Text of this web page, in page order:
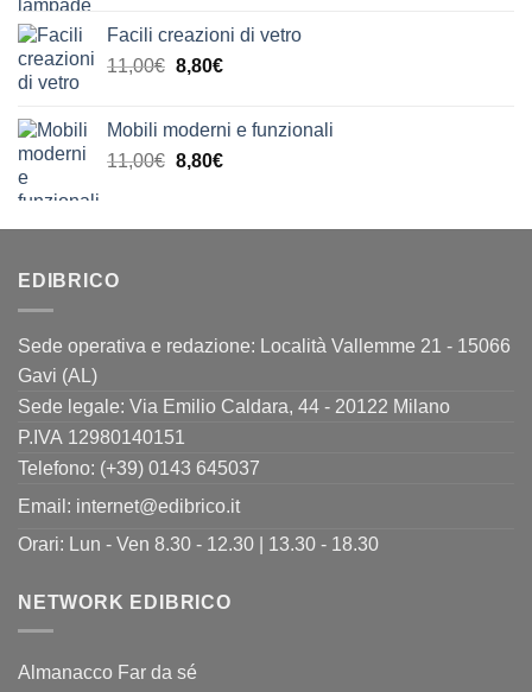
era:
9,90€.
è:
8,00€.
Facili creazioni di vetro
11,00€ Il
era:
11,00€.
8,80€Il
è:
8,80€.
Mobili moderni e funzionali
11,00€ Il
era:
8,80€Il
è:
EDIBRICO
Sede operativa e redazione: Località Vallemme 21 - 15066
Gavi (AL)
Sede legale: Via Emilio Caldara, 44 - 20122 Milano
P.IVA 12980140151
Telefono: (+39) 0143 645037
Email: internet@edibrico.it
Orari: Lun - Ven 8.30 - 12.30 | 13.30 - 18.30
NETWORK EDIBRICO
Almanacco Far da sé